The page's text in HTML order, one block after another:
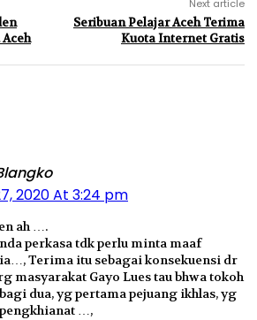
Next article
Seribuan Pelajar Aceh Terima
Kuota Internet Gratis
2020 At 3:24 pm
ah ….
perkasa tdk perlu minta maaf
Terima itu sebagai konsekuensi dr
masyarakat Gayo Lues tau bhwa tokoh
dua, yg pertama pejuang ikhlas, yg
…,